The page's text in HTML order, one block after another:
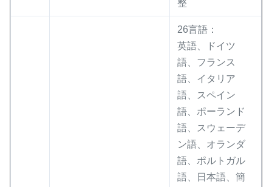
整
26言語：
英語、ドイツ
語、フランス
語、イタリア
語、スペイン
語、ポーランド
語、スウェーデ
ン語、オランダ
語、ポルトガル
語、日本語、簡